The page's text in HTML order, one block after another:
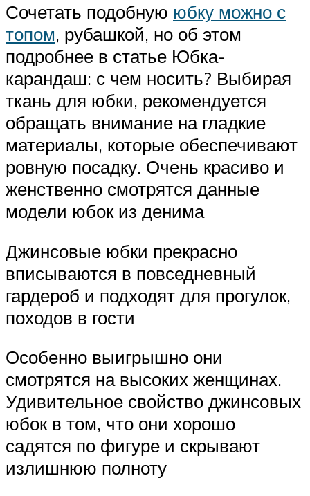
Сочетать подобную юбку можно с
топом, рубашкой, но об этом
подробнее в статье Юбка-
карандаш: с чем носить? Выбирая
ткань для юбки, рекомендуется
обращать внимание на гладкие
материалы, которые обеспечивают
ровную посадку. Очень красиво и
женственно смотрятся данные
модели юбок из денима
Джинсовые юбки прекрасно
вписываются в повседневный
гардероб и подходят для прогулок,
походов в гости
Особенно выигрышно они
смотрятся на высоких женщинах.
Удивительное свойство джинсовых
юбок в том, что они хорошо
садятся по фигуре и скрывают
излишнюю полноту